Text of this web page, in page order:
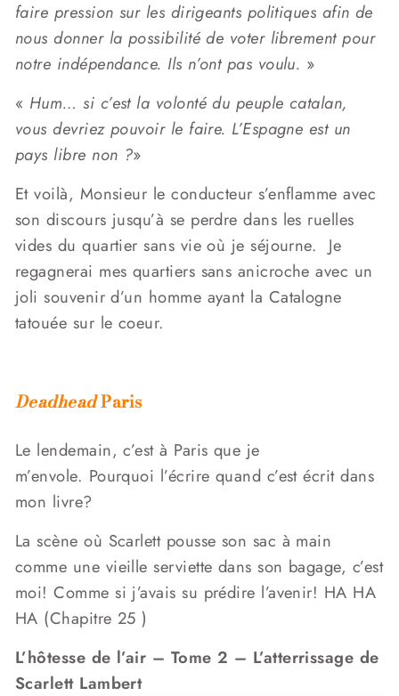
faire pression sur les dirigeants politiques afin de
nous donner la possibilité de voter librement pour
notre indépendance. Ils n’ont pas voulu. »
« Hum… si c’est la volonté du peuple catalan,
vous devriez pouvoir le faire. L’Espagne est un
pays libre non ?»
Et voilà, Monsieur le conducteur s’enflamme avec
son discours jusqu’à se perdre dans les ruelles
vides du quartier sans vie où je séjourne. Je
regagnerai mes quartiers sans anicroche avec un
joli souvenir d’un homme ayant la Catalogne
tatouée sur le coeur.
DeadheadParis
Le lendemain, c’est à Paris que je
m’envole. Pourquoi l’écrire quand c’est écrit dans
mon livre?
La scène où Scarlett pousse son sac à main
comme une vieille serviette dans son bagage, c’est
moi! Comme si j’avais su prédire l’avenir! HA HA
HA (Chapitre 25 )
L’hôtesse de l’air – Tome 2 – L’atterrissage de
Scarlett Lambert